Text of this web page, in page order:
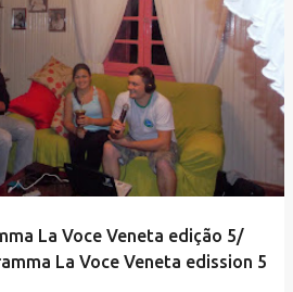
La Voce Veneta edição 5/
La Voce Veneta edission 5